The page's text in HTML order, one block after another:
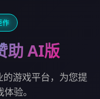
作
助 AI版
游戏平台，为您提
验。